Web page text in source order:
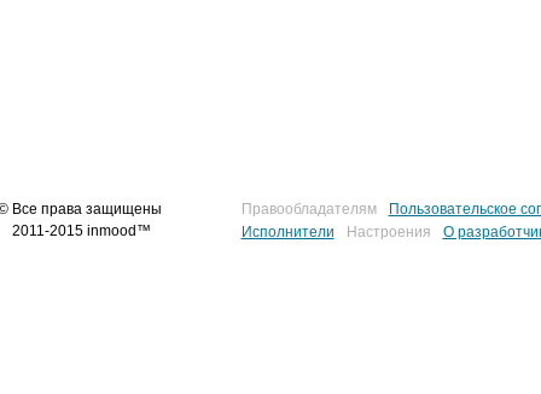
Все права защищены
2011-2015 inmood™
Правообладателям
Пользовательское
Исполнители
Настроения О